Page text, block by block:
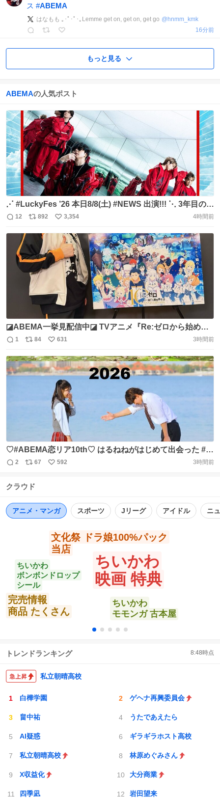
ス #ABEMA
はなもも ｡･ﾟ･ﾟ･｡Lemme get on, get on, get go @ hnmm_kmk
16分前
もっと見る
ABEMAの人気ポスト
⋰ #LuckyFes ’26 本日8/8(土) #NEWS 出演!!! ⋱ 3年目の
LuckyFesも みなさんと最高の時間に👊🔥 おうちからは
しなく🗣️ ▶️https://t.co/7bLZKiW8jO @luckyfm_fes
https://t.co/Q5mprakc8r
返
信
12
リ
ポ
ト
数
892
い
い
ね
数
3,354 4時間前
◪ABEMA一挙見配信中◪ TVアニメ『Re:ゼロから始める
異世界生活』 全話一挙配信中✨ https://t.co/izKIkpxgdq こ
キ・スバルのリスタート」 #小林裕介 #新井里美 キャスト
コメンタリー付きでお届け! #リゼロ #rezero で感想投稿下
さい✨ https://t.co/z1dje4Jp88 https://t.co/uyA46NFgrI
返
信
数
1
リ
ポ
ス
ト
84
い
い
ね
数
631 3時間前
♡#ABEMA恋リア10th♡ はるねねがはじめて出会った #今
日好き💘 マクタン編 8/8 8/9限定！全話無料配信 初々しい2
https://t.co/bw4MSExYGq https://t.co/WJpvVqflXt
返
数
2
リ
ス
数
67
い
592 3時間前
クラウド
アニメ・マンガ スポーツ Jリーグ アイドル ニ
ちいかわ
映画 特典
文化祭 ドラ娘100%パック
当店
完売情報
商品 たくさん
ちいかわ
モモンガ 古本屋
ちいかわ
ボンボンドロップ
シール
トレンドランキング 8:48時点
私立朝晴高校
白樺学園 ゲヘナ再興委員会
畠中祐 うたであえたら
AI疑惑 ギラギラホスト高校
私立朝晴高校 林原めぐみさん
X収益化 大分商業
四季凪 岩田望来